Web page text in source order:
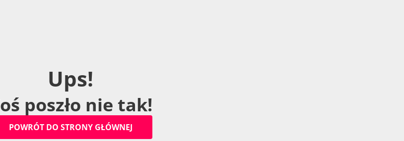
Ups!
oś poszło nie tak!
POWRÓT DO STRONY GŁÓWNEJ